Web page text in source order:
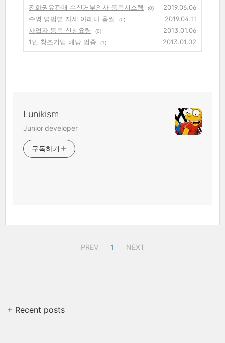
전화권유판매 수신거부의사 등록시스템
(0)
2019.06.06
수영 영법별 자세 아레나 움짤
(0)
2019.04.11
사업자 등록 신청요령
(0)
2013.01.06
1인 창조기업 해당 업종
(1) 2013.01.02
Lunikism
Junior developer
구독하기
PREV 1 NEXT
+ Recent posts